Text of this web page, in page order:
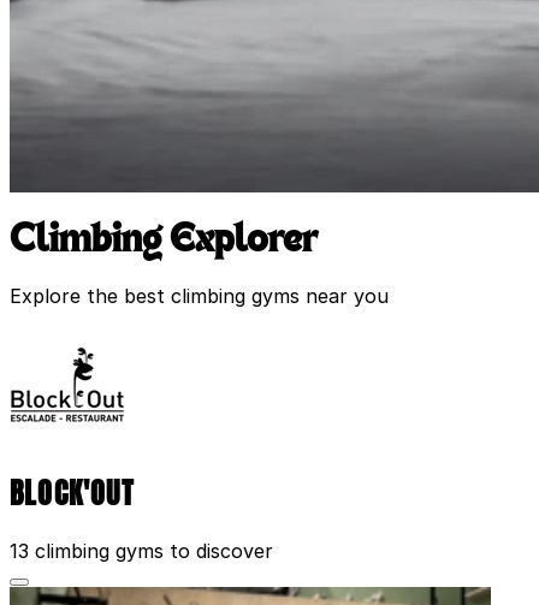
Climbing Explorer
Explore the best climbing gyms near you
BLOCK'OUT
13 climbing gyms to discover